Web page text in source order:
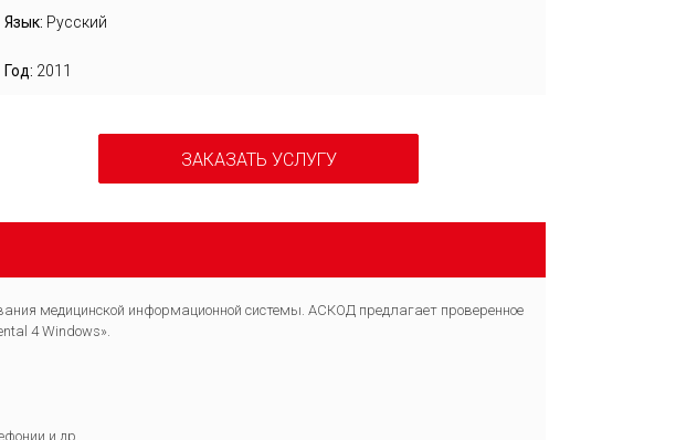
Язык: Русский
Год: 2011
ЗАКАЗАТЬ УСЛУГУ
медицинской информационной системы. АСКОД предлагает проверенное
4 Windows».
и др.